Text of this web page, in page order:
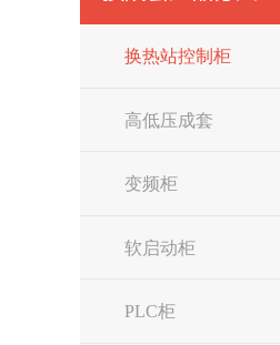
换热站控制柜
高低压成套
变频柜
软启动柜
PLC柜